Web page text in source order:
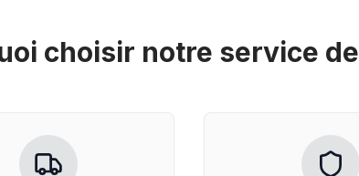
choisir notre service de